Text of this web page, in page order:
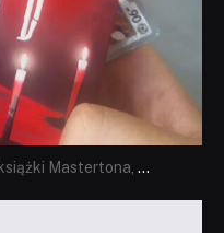
Mastertona, ...